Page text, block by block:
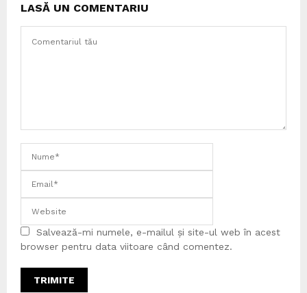
LASĂ UN COMENTARIU
Salvează-mi numele, e-mailul și site-ul web în acest
browser pentru data viitoare când comentez.